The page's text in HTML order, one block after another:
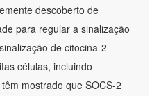
descoberto de
para regular a sinalização
de citocina-2
células, incluindo
mostrado que SOCS-2